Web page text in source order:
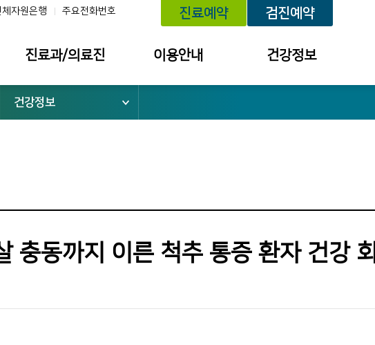
체자원은행 주요전화번호 진료예약 검진예약
진료과/의료진
진료과
부설기관/연구소
진료협력센터
이용안내
위치 안내
응급진료 안내
병문안 안내
건강정보
건강정보
예
검
칭
건강정보
충동까지 이른 척추 통증 환자 건강